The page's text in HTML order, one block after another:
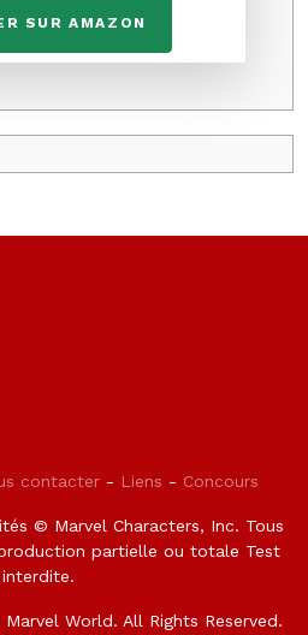
SUR AMAZON
contacter - Liens - Concours
© Marvel Characters, Inc. Tous
partielle ou totale Test
interdite.
World. All Rights Reserved.